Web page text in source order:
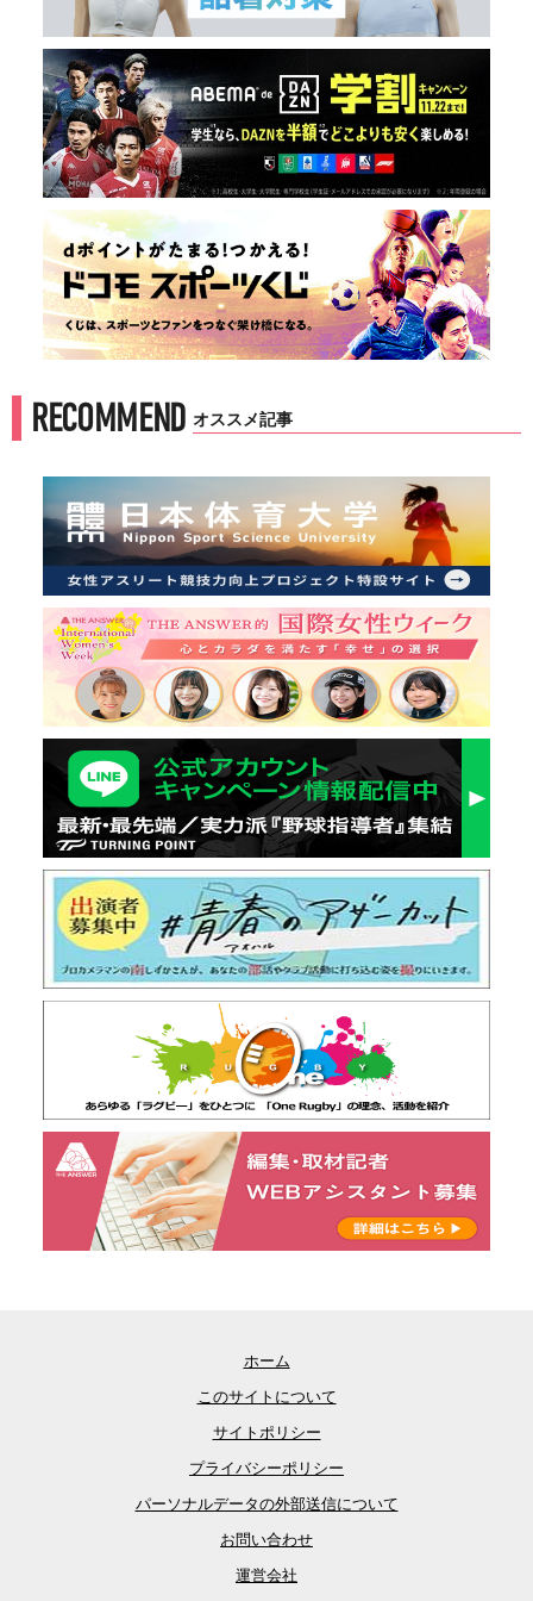
RECOMMEND オススメ記事
ホーム
このサイトについて
サイトポリシー
プライバシーポリシー
パーソナルデータの外部送信について
お問い合わせ
運営会社